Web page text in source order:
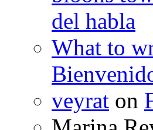
del habla
What to
veyrat on